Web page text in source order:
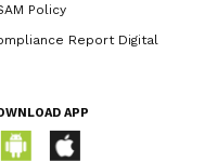
Policy
Report Digital
APP